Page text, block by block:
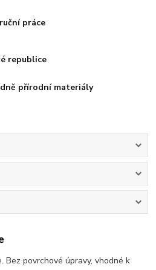
práce
republice
přírodní materiály
Bez povrchové úpravy, vhodné k